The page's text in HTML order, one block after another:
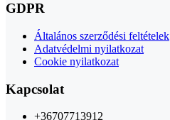
GDPR
Általános szerződési feltételek
Adatvédelmi nyilatkozat
Cookie nyilatkozat
Kapcsolat
+36707713912